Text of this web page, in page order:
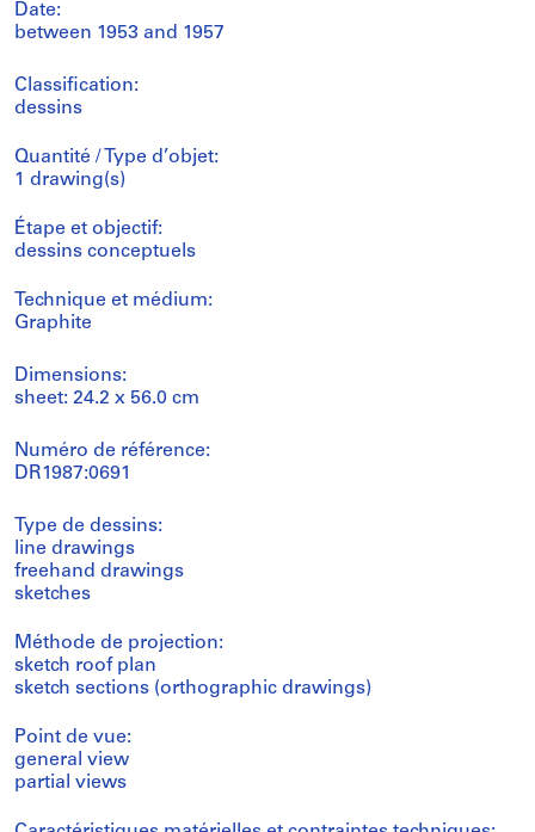
Date:
between 1953 and 1957
Classification:
dessins
Quantité / Type d’objet:
1 drawing(s)
Étape et objectif:
dessins conceptuels
Technique et médium:
Graphite
Dimensions:
sheet: 24.2 x 56.0 cm
Numéro de référence:
DR1987:0691
Type de dessins:
line drawings
freehand drawings
sketches
Méthode de projection:
sketch roof plan
sketch sections (orthographic drawings)
Point de vue:
general view
partial views